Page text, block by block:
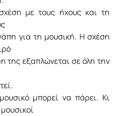
με τους ήχους και τη
για τη μουσική. Η σχέση
της εξαπλώνεται σε όλη την
μπορεί να πάρει. Κι